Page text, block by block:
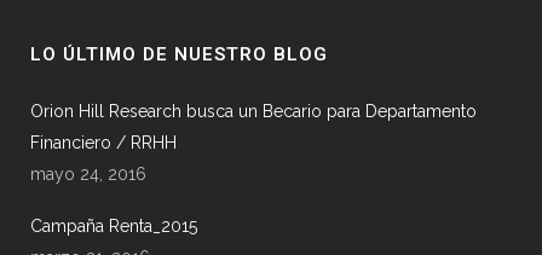
LO ÚLTIMO DE NUESTRO BLOG
Orion Hill Research busca un Becario para Departamento
Financiero / RRHH
mayo 24, 2016
Campaña Renta_2015